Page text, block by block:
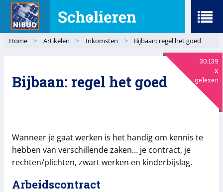
Menu
Home > Artikelen > Inkomsten > Bijbaan: regel het goed
30.139
x
gelezen
Bijbaan: regel het goed
Wanneer je gaat werken is het handig om kennis te
hebben van verschillende zaken… je contract, je
rechten/plichten, zwart werken en kinderbijslag.
Arbeidscontract